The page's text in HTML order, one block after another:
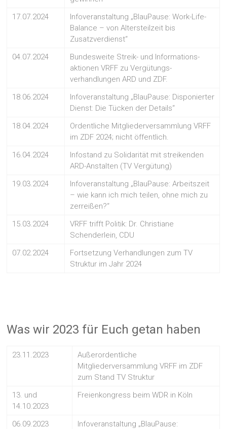
17.07.2024
Infoveranstaltung „BlauPause: Work-Life-
Balance – von Altersteilzeit bis
Zusatzverdienst“
04.07.2024
Bundesweite Streik- und Informations-
aktionen VRFF zu Vergütungs-
verhandlungen ARD und ZDF.
18.06.2024
Infoveranstaltung „BlauPause: Disponierter
Dienst: Die Tücken der Details“
18.04.2024
Ordentliche Mitgliederversammlung VRFF
im ZDF 2024; nicht öffentlich.
16.04.2024
Infostand zu Solidarität mit streikenden
ARD-Anstalten (TV Vergütung)
19.03.2024
Infoveranstaltung „BlauPause: Arbeitszeit
– wie kann ich mich teilen, ohne mich zu
zerreißen?“
15.03.2024
VRFF trifft Politik: Dr. Christiane
Schenderlein, CDU
07.02.2024
Fortsetzung Verhandlungen zum TV
Struktur im Jahr 2024
Was wir 2023 für Euch getan haben
23.11.2023
Außerordentliche
Mitgliederversammlung VRFF im ZDF
zum Stand TV Struktur
13. und
14.10.2023
Freienkongress beim WDR in Köln
06.09.2023
Infoveranstaltung „BlauPause: